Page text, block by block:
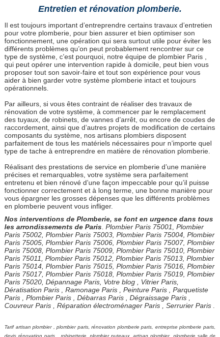
Entretien et rénovation plomberie.
Il est toujours important d’entreprendre certains travaux d’entretien
pour votre plomberie, pour bien assurer et bien optimiser son
fonctionnement, une opération qui sera surtout utile pour éviter les
différents problèmes qu’on peut probablement rencontrer sur ce
type de système, c’est pourquoi, notre équipe de plombier Paris ,
qui peut opérer une intervention rapide à domicile, peut bien vous
proposer tout son savoir-faire et tout son expérience pour vous
aider à bien garder votre système plomberie intact et toujours
opérationnels.
Par ailleurs, si vous êtes contraint de réaliser des travaux de
rénovation de votre système, à commencer par le remplacement
des tuyaux, de robinets, de vannes d’arrêt, ou encore de coudes de
raccordement, ainsi que d’autres projets de modification de certains
composants du système, nos artisans plombiers disposent
parfaitement de tous les matériels nécessaires pour n’importe quel
type de tache à entreprendre en matière de rénovation plomberie.
Réalisant des prestations de service en plomberie d’une manière
précises et remarquables, votre système sera parfaitement
entretenu et bien rénové d’une façon impeccable pour qu’il puisse
fonctionner correctement et à long terme, une bonne manière pour
vous épargner les grosses dépenses que les différents problèmes
en plomberie peuvent vous infliger.
Nos interventions de Plomberie, se font en urgence dans tous
les arrondissements de Paris. Plombier Paris 75001, Plombier
Paris 75002, Plombier Paris 75003, Plombier Paris 75004, Plombier
Paris 75005, Plombier Paris 75006, Plombier Paris 75007, Plombier
Paris 75008, Plombier Paris 75009, Plombier Paris 75010, Plombier
Paris 75011, Plombier Paris 75012, Plombier Paris 75013, Plombier
Paris 75014, Plombier Paris 75015, Plombier Paris 75016, Plombier
Paris 75017, Plombier Paris 75018, Plombier Paris 75019, Plombier
Paris 75020, Dépannage Paris, Votre blog , Vitrier Paris,
Dératisation Paris , Ramonage Paris , Peinture Paris , Parquetiste
Paris , Plombier Paris , Débarras Paris , Dégraissage Paris ,
Couvreur Paris , Réparation électroménager Paris , Serrurier Paris .
Tarif artisan plombier , plombier paris, rénovation plomberie paris, entreprise plomberie paris,
devis rénovation paris , robinetterie ,plombier puteaux ,artisan plombier ,plomberie salle de